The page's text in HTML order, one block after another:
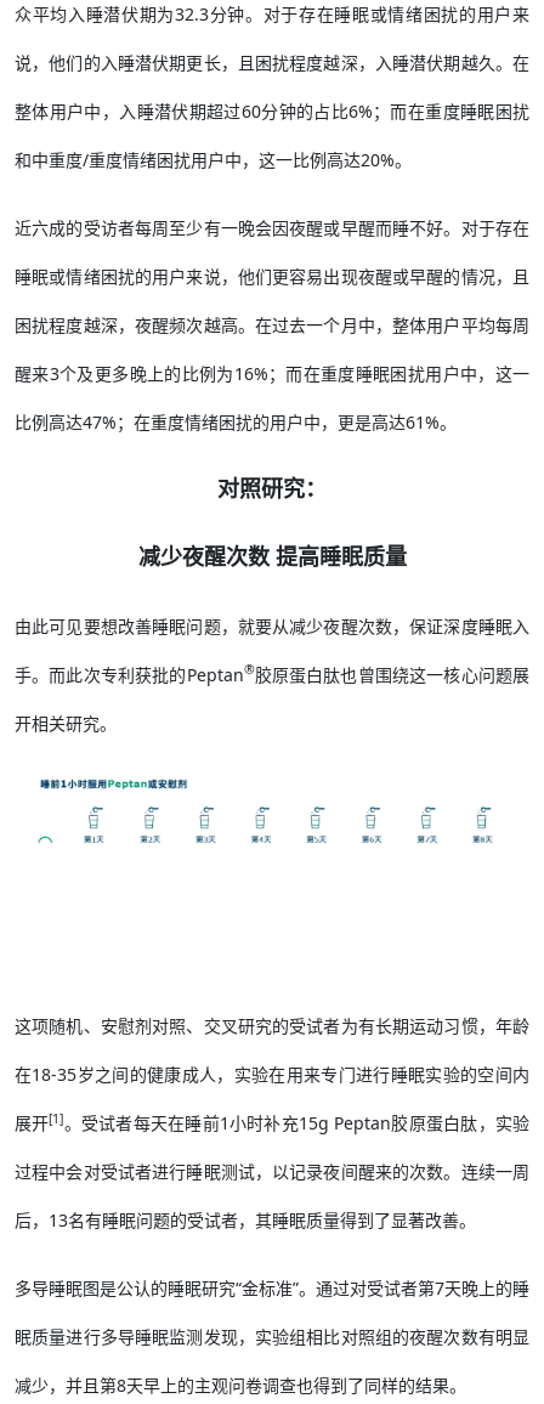
众平均入睡潜伏期为32.3分钟。对于存在睡眠或情绪困扰的用户来
说，他们的入睡潜伏期更长，且困扰程度越深，入睡潜伏期越久。在
整体用户中，入睡潜伏期超过60分钟的占比6%；而在重度睡眠困扰
和中重度/重度情绪困扰用户中，这一比例高达20%。
近六成的受访者每周至少有一晚会因夜醒或早醒而睡不好。对于存在
睡眠或情绪困扰的用户来说，他们更容易出现夜醒或早醒的情况，且
困扰程度越深，夜醒频次越高。在过去一个月中，整体用户平均每周
醒来3个及更多晚上的比例为16%；而在重度睡眠困扰用户中，这一
比例高达47%；在重度情绪困扰的用户中，更是高达61%。
对照研究：
减少夜醒次数 提高睡眠质量
由此可见要想改善睡眠问题，就要从减少夜醒次数，保证深度睡眠入
手。而此次专利获批的Peptan®胶原蛋白肽也曾围绕这一核心问题展
开相关研究。
这项随机、安慰剂对照、交叉研究的受试者为有长期运动习惯，年龄
在18-35岁之间的健康成人，实验在用来专门进行睡眠实验的空间内
展开[1]。受试者每天在睡前1小时补充15g Peptan胶原蛋白肽，实验
过程中会对受试者进行睡眠测试，以记录夜间醒来的次数。连续一周
后，13名有睡眠问题的受试者，其睡眠质量得到了显著改善。
多导睡眠图是公认的睡眠研究“金标准”。通过对受试者第7天晚上的睡
眠质量进行多导睡眠监测发现，实验组相比对照组的夜醒次数有明显
减少，并且第8天早上的主观问卷调查也得到了同样的结果。